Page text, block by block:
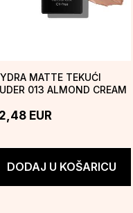
MATTE TEKUĆI
013 ALMOND CREAM
EUR
DODAJ U KOŠARICU